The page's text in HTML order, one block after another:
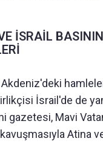
İSRAİL
İsrail'de de
gazetesi, Mavi
Atina